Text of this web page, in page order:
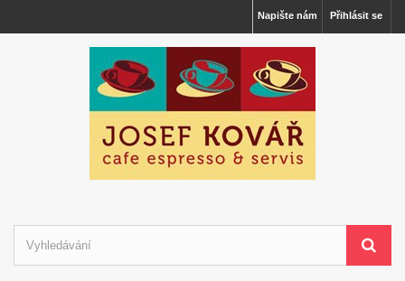
Přihlásit se
Napište nám